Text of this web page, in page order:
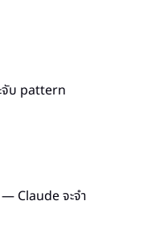
จับ pattern
Claude จะจำ